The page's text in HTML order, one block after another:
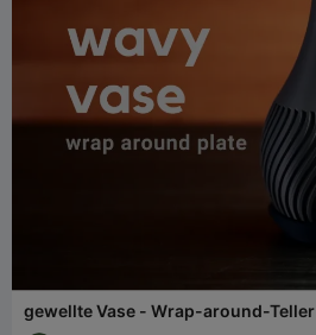
gewellte Vase - Wrap-around-Teller